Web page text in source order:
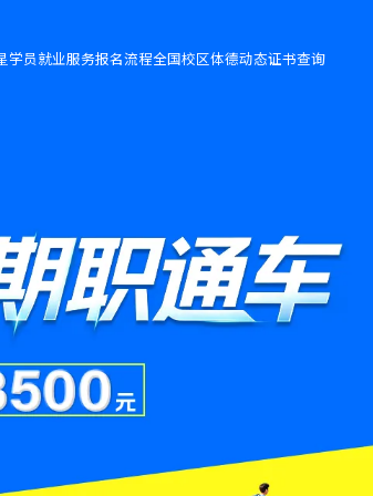
学员就业服务报名流程全国校区体德动态证书查询